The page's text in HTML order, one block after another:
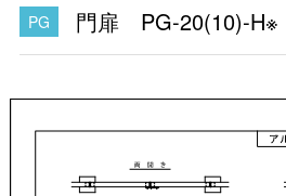
PG 門扉 PG-20(10)‐H※